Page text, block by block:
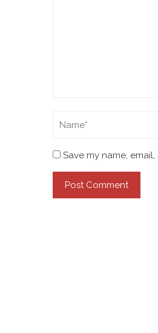
Save my name,